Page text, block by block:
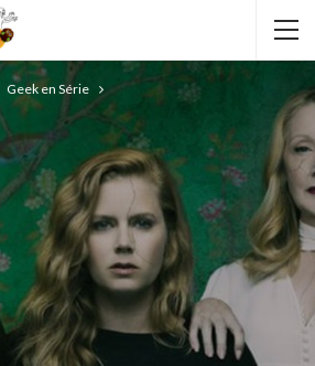
Geek en Série